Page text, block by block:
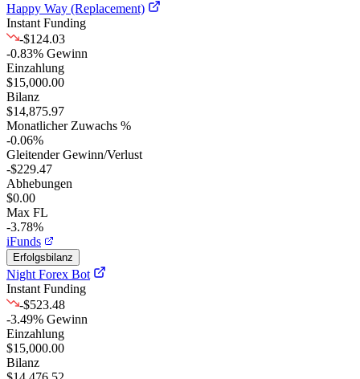
Happy Way (Replacement)
Instant Funding
-$124.03
-0.83% Gewinn
Einzahlung
$15,000.00
Bilanz
$14,875.97
Monatlicher Zuwachs %
-0.06%
Gleitender Gewinn/Verlust
-$229.47
Abhebungen
$0.00
Max FL
-3.78%
iFunds
Erfolgsbilanz
Night Forex Bot
Instant Funding
-$523.48
-3.49% Gewinn
Einzahlung
$15,000.00
Bilanz